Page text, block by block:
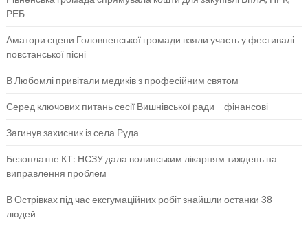
РЕБ
Аматори сцени Головненської громади взяли участь у фестивалі
повстанської пісні
В Любомлі привітали медиків з професійним святом
Серед ключових питань сесії Вишнівської ради – фінансові
Загинув захисник із села Руда
Безоплатне КТ: НСЗУ дала волинським лікарням тиждень на
виправлення проблем
В Острівках під час ексгумаційних робіт знайшли останки 38
людей